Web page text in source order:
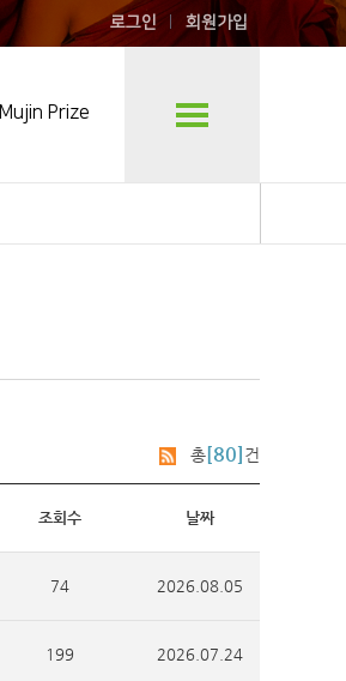
로그인 회원가입
Mujin Prize
총[80]건
조회수 날짜
74 2026.08.05
199 2026.07.24